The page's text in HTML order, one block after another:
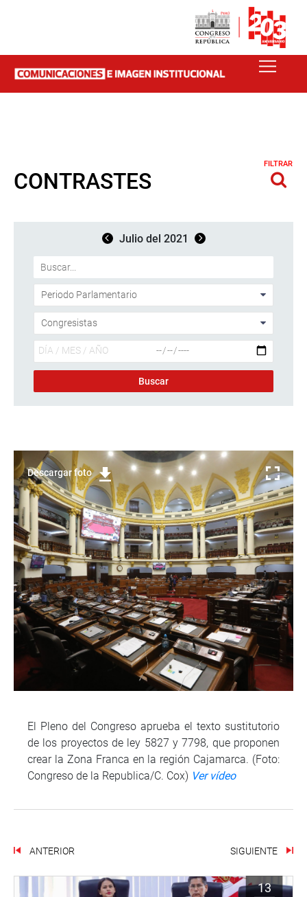
CONTRASTES
FILTRAR
Julio del 2021
Descargar foto
El Pleno del Congreso aprueba el texto sustitutorio
de los proyectos de ley 5827 y 7798, que proponen
crear la Zona Franca en la región Cajamarca. (Foto:
Congreso de la Republica/C. Cox) Ver vídeo
ANTERIOR SIGUIENTE
13